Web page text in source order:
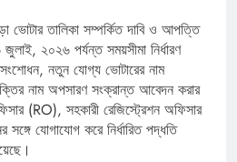
ভোটার তালিকা সম্পর্কিত দাবি ও আপত্তি
২০২৬ পর্যন্ত সময়সীমা নির্ধারণ
নতুন যোগ্য ভোটারের নাম
নাম অপসারণ সংক্রান্ত আবেদন করার
(RO), সহকারী রেজিস্ট্রেশন অফিসার
যোগাযোগ করে নির্ধারিত পদ্ধতি